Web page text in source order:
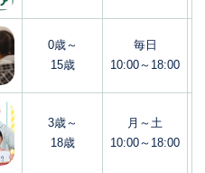
0歳～
15歳
毎日
10:00～18:00
3歳～
18歳
月～土
10:00～18:00